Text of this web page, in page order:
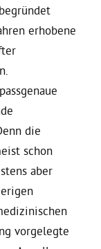
erhobene
die
schon
aber
vorgelegte